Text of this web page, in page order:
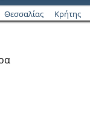
Θεσσαλίας Κρήτης